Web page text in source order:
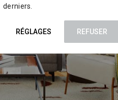
derniers.
RÉGLAGES REFUSER